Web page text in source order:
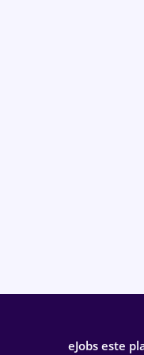
eJobs este